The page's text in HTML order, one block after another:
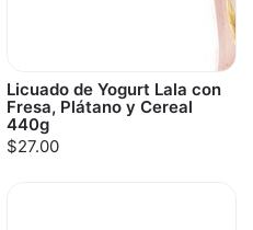
Licuado de Yogurt Lala con
Fresa, Plátano y Cereal
440g
$27.00